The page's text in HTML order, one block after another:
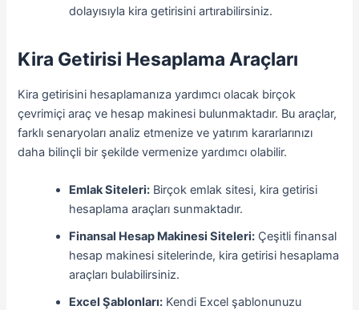
dolayısıyla kira getirisini artırabilirsiniz.
Kira Getirisi Hesaplama Araçları
Kira getirisini hesaplamanıza yardımcı olacak birçok
çevrimiçi araç ve hesap makinesi bulunmaktadır. Bu araçlar,
farklı senaryoları analiz etmenize ve yatırım kararlarınızı
daha bilinçli bir şekilde vermenize yardımcı olabilir.
Emlak Siteleri: Birçok emlak sitesi, kira getirisi
hesaplama araçları sunmaktadır.
Finansal Hesap Makinesi Siteleri: Çeşitli finansal
hesap makinesi sitelerinde, kira getirisi hesaplama
araçları bulabilirsiniz.
Excel Şablonları: Kendi Excel şablonunuzu